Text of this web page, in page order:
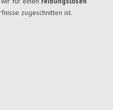
zugeschnitten ist.